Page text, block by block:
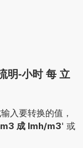
明-小时 每 立
入要转换的值，
成 lmh/m3' 或